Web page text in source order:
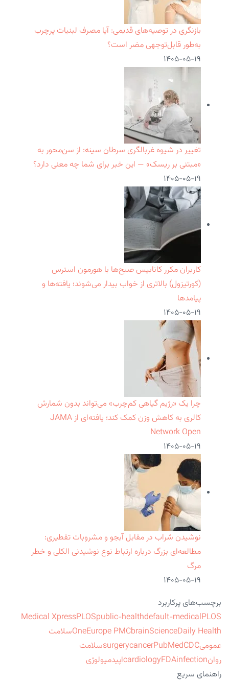
بازنگری در توصیه‌های قدیمی: آیا مصرف لبنیات پرچرب
به‌طور قابل‌توجهی مضر است؟
۱۴۰۵-۰۵-۱۹
تغییر در شیوه غربالگری سرطان سینه: از سن‌محور به
«مبتنی بر ریسک» — این خبر برای شما چه معنی دارد؟
۱۴۰۵-۰۵-۱۹
کاربران مکرر کانابیس صبح‌ها با هورمون استرس
(کورتیزول) بالاتری از خواب بیدار می‌شوند؛ یافته‌ها و
پیامدها
۱۴۰۵-۰۵-۱۹
چرا یک «رژیم گیاهی کم‌چرب» می‌تواند بدون شمارش
کالری به کاهش وزن کمک کند؛ یافته‌ای از JAMA
Network Open
۱۴۰۵-۰۵-۱۹
نوشیدن شراب در مقابل آبجو و مشروبات تقطیری:
مطالعه‌ای بزرگ درباره ارتباط نوع نوشیدنی الکلی و خطر
مرگ
۱۴۰۵-۰۵-۱۹
برچسب‌های پرکاربرد
Medical XpressPLOSpublic-healthdefault-medicalPLOS
OneEurope PMCbrainScienceDaily Health
سلامت
عمومی
surgerycancerPubMedCDC
سلامت
روان
cardiologyFDAinfection
اپیدمیولوژی
راهنمای سریع